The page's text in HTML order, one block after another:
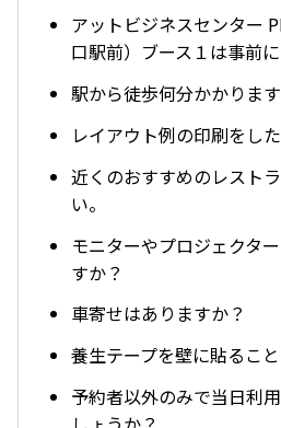
アットビジネスセンター
口駅前）ブース１は事前
駅から徒歩何分かかりま
レイアウト例の印刷をし
近くのおすすめのレスト
い。
モニターやプロジェクタ
すか？
車寄せはありますか？
養生テープを壁に貼るこ
予約者以外のみで当日利